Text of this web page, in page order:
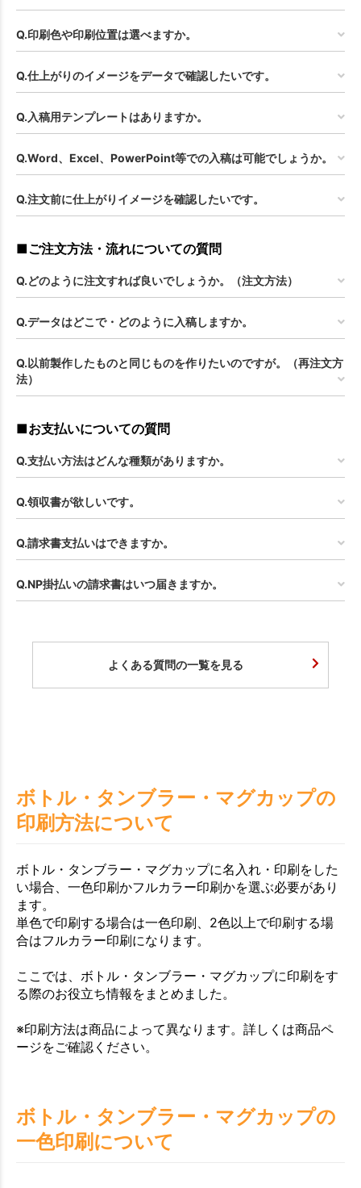
お買い物を続ける カートへ進む
Q.印刷色や印刷位置は選べますか。
Q.仕上がりのイメージをデータで確認したいです。
Q.入稿用テンプレートはありますか。
Q.Word、Excel、PowerPoint等での入稿は可能でしょうか。
Q.注文前に仕上がりイメージを確認したいです。
■ご注文方法・流れについての質問
Q.どのように注文すれば良いでしょうか。（注文方法）
Q.データはどこで・どのように入稿しますか。
Q.以前製作したものと同じものを作りたいのですが。（再注文方
法）
■お支払いについての質問
Q.支払い方法はどんな種類がありますか。
Q.領収書が欲しいです。
Q.請求書支払いはできますか。
Q.NP掛払いの請求書はいつ届きますか。
よくある質問の一覧を見る
ボトル・タンブラー・マグカップの
印刷方法について
ボトル・タンブラー・マグカップに名入れ・印刷をした
い場合、一色印刷かフルカラー印刷かを選ぶ必要があり
ます。
単色で印刷する場合は一色印刷、2色以上で印刷する場
合はフルカラー印刷になります。
ここでは、ボトル・タンブラー・マグカップに印刷をす
る際のお役立ち情報をまとめました。
※印刷方法は商品によって異なります。詳しくは商品ペ
ージをご確認ください。
ボトル・タンブラー・マグカップの
一色印刷について